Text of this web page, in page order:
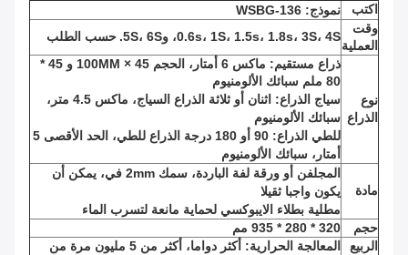
اكتب
نموذج: WSBG-136
وقت
العملية
0.6s، 1S، 1.5s، 1.8s، 3S، 4S، و5S، 6S. حسب الطلب
نوع
الذراع
ذراع مستقيم: ماكس 6 أمتار، الحجم 45 × 100MM و 45 *
80 ملم سبائك الألومنيوم
سياج الذراع: اثنان أو ثلاثة الذراع السياج، ماكس 4.5 متر،
سبائك الألومنيوم
للطي الذراع: 90 أو 180 درجة الذراع للطي، الحد الأقصى 5
أمتار، سبائك الألومنيوم
مادة
المجلفن أو ورقة لفة الباردة، سمك 2mm في، يمكن أن
يكون واجبا ثقيلا
مطلية بطلاء الايبوكسي لحماية مانعة لتسرب الماء
حجم
320 * 280 * 935 مم
الربيع
المعالجة الحرارية: أكثر دواما، أكثر من 5 مليون مرة من